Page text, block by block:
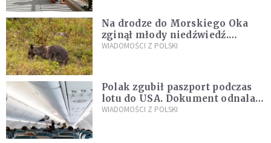
Na drodze do Morskiego Oka
zginął młody niedźwiedź.
Sprawę bada Policja i TPN
WIADOMOŚCI Z POLSKI
Polak zgubił paszport podczas
lotu do USA. Dokument odnalazł
się w nietypowym miejscu
WIADOMOŚCI Z POLSKI